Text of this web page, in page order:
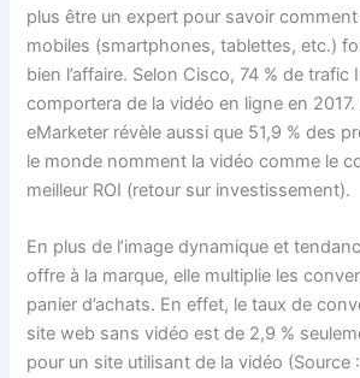
plus être un expert pour savoir comment
mobiles (smartphones, tablettes, etc.)
bien l’affaire. Selon Cisco, 74 % de trafic
comportera de la vidéo en ligne en
eMarketer révèle aussi que 51,9 % des
le monde nomment la vidéo comme le
meilleur ROI (retour sur investissement).
En plus de l’image dynamique et
offre à la marque, elle multiplie les
panier d’achats. En effet, le taux de
site web sans vidéo est de 2,9 %
pour un site utilisant de la vidéo (Source